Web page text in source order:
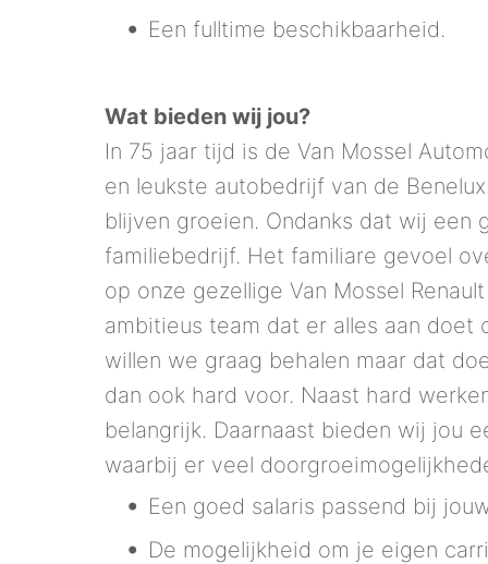
Een fulltime beschikbaarheid.
Wat bieden wij jou?
In 75 jaar tijd is de Van Mossel
en leukste autobedrijf van de
blijven groeien. Ondanks dat wij
familiebedrijf. Het familiare gevoel
op onze gezellige Van Mossel
ambitieus team dat er alles aan doet
willen we graag behalen maar dat
dan ook hard voor. Naast hard
belangrijk. Daarnaast bieden wij jou
waarbij er veel
Een goed salaris passend bij
De mogelijkheid om je eigen